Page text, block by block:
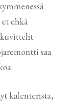
ehkä
kuvittelit
saa
kalenterista,